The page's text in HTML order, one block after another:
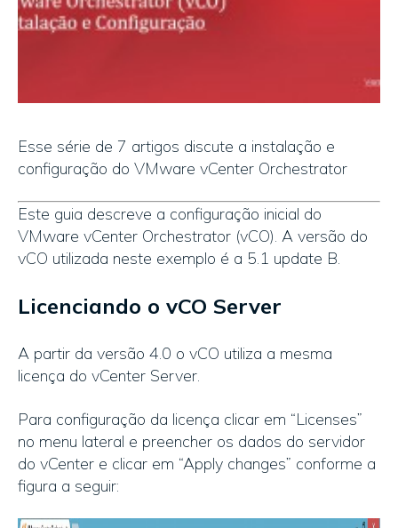
Esse série de 7 artigos discute a instalação e
configuração do VMware vCenter Orchestrator
Este guia descreve a configuração inicial do
VMware vCenter Orchestrator (vCO). A versão do
vCO utilizada neste exemplo é a 5.1 update B.
Licenciando o vCO Server
A partir da versão 4.0 o vCO utiliza a mesma
licença do vCenter Server.
Para configuração da licença clicar em “Licenses”
no menu lateral e preencher os dados do servidor
do vCenter e clicar em “Apply changes” conforme a
figura a seguir: